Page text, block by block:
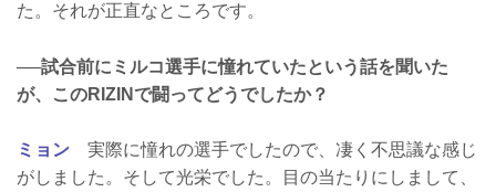
た。それが正直なところです。
──試合前にミルコ選手に憧れていたという話を聞いた
が、このRIZINで闘ってどうでしたか？
ミョン 実際に憧れの選手でしたので、凄く不思議な感じ
がしました。そして光栄でした。目の当たりにしまして、